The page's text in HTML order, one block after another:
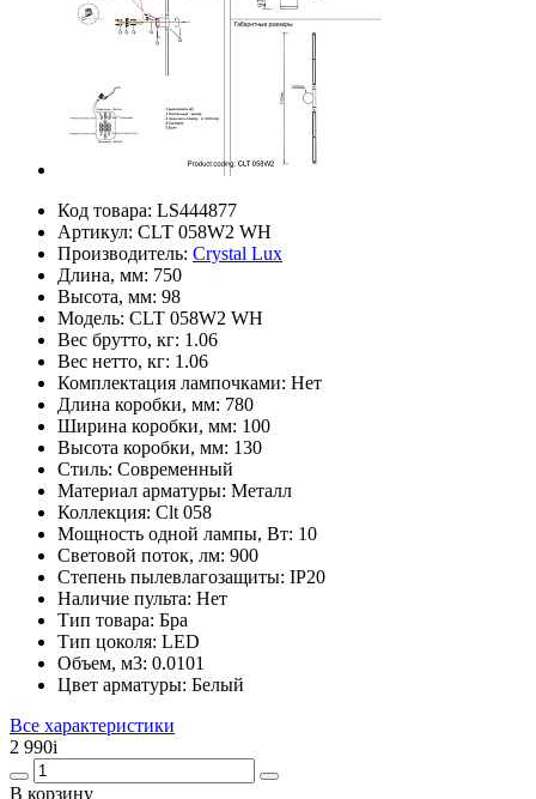
Код товара: LS444877
Артикул: CLT 058W2 WH
Производитель: Crystal Lux
Длина, мм: 750
Высота, мм: 98
Модель: CLT 058W2 WH
Вес брутто, кг: 1.06
Вес нетто, кг: 1.06
Комплектация лампочками: Нет
Длина коробки, мм: 780
Ширина коробки, мм: 100
Высота коробки, мм: 130
Стиль: Современный
Материал арматуры: Металл
Коллекция: Clt 058
Мощность одной лампы, Вт: 10
Световой поток, лм: 900
Степень пылевлагозащиты: IP20
Наличие пульта: Нет
Тип товара: Бра
Тип цоколя: LED
Объем, м3: 0.0101
Цвет арматуры: Белый
Все характеристики
2 990i
В корзину